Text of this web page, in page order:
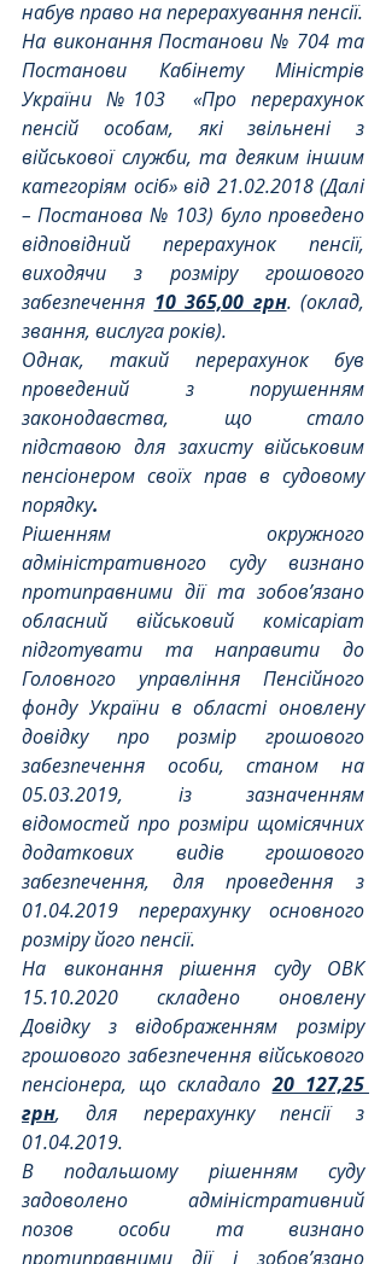
набув право на перерахування пенсії.
На виконання Постанови № 704 та
Постанови Кабінету Міністрів
України №103  «Про перерахунок
пенсій особам, які звільнені з
військової служби, та деяким іншим
категоріям осіб» від 21.02.2018 (Далі
– Постанова № 103) було проведено
відповідний перерахунок пенсії,
виходячи з розміру грошового
забезпечення 10 365,00 грн. (оклад,
звання, вислуга років).
Однак, такий перерахунок був
проведений з порушенням
законодавства, що стало
підставою для захисту військовим
пенсіонером своїх прав в судовому
порядку.
Рішенням окружного
адміністративного суду визнано
протиправними дії та зобов’язано
обласний військовий комісаріат
підготувати та направити до
Головного управління Пенсійного
фонду України в області оновлену
довідку про розмір грошового
забезпечення особи, станом на
05.03.2019, із зазначенням
відомостей про розміри щомісячних
додаткових видів грошового
забезпечення, для проведення з
01.04.2019 перерахунку основного
розміру його пенсії.
На виконання рішення суду ОВК
15.10.2020 складено оновлену
Довідку з відображенням розміру
грошового забезпечення військового
пенсіонера, що складало 20 127,25
грн, для перерахунку пенсії з
01.04.2019.
В подальшому рішенням суду
задоволено адміністративний
позов особи та визнано
протиправними дії і зобов’язано